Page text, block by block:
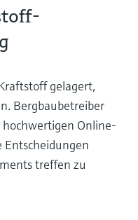
gelagert,
Bergbaubetreiber
Online-
treffen zu